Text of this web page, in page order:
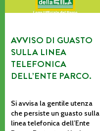
AVVISO DI GUASTO
SULLA LINEA
TELEFONICA
DELL’ENTE PARCO.
Si avvisa la gentile utenza
che persiste un guasto sulla
linea telefonica dell’Ente